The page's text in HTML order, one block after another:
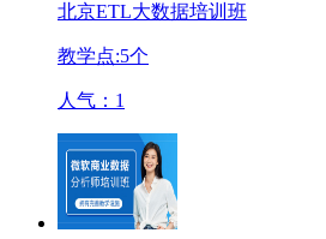
北京ETL大数据培训班
教学点:5个
人气： 1